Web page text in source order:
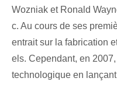
Wozniak et Ronald
c. Au cours de ses
entrait sur la fabrication
els. Cependant, en
technologique en